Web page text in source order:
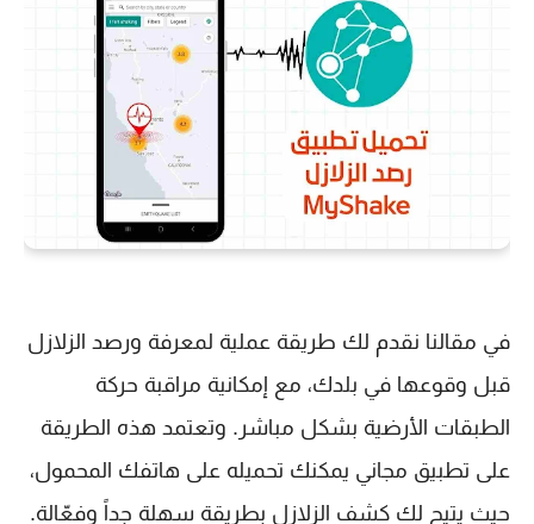
في مقالنا نقدم لك طريقة عملية لمعرفة ورصد الزلازل
قبل وقوعها في بلدك، مع إمكانية مراقبة حركة
الطبقات الأرضية بشكل مباشر. وتعتمد هذه الطريقة
على تطبيق مجاني يمكنك تحميله على هاتفك المحمول،
حيث يتيح لك كشف الزلازل بطريقة سهلة جداً وفعّالة.